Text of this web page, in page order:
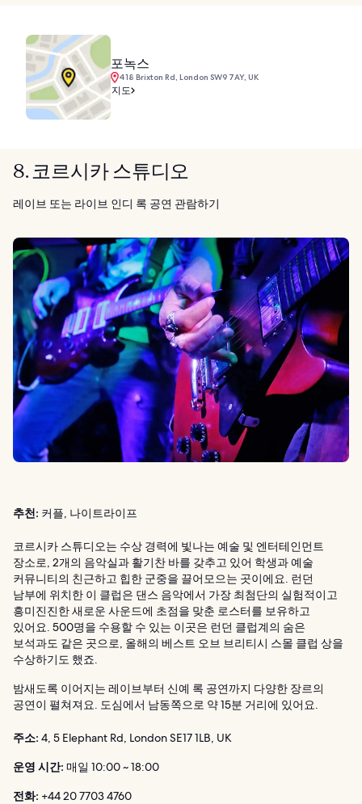
포녹스
418 Brixton Rd, London SW9 7AY, UK
지도
8. 코르시카 스튜디오
레이브 또는 라이브 인디 록 공연 관람하기
추천: 커플, 나이트라이프
코르시카 스튜디오는 수상 경력에 빛나는 예술 및 엔터테인먼트
장소로, 2개의 음악실과 활기찬 바를 갖추고 있어 학생과 예술
커뮤니티의 친근하고 힙한 군중을 끌어모으는 곳이에요. 런던
남부에 위치한 이 클럽은 댄스 음악에서 가장 최첨단의 실험적이고
흥미진진한 새로운 사운드에 초점을 맞춘 로스터를 보유하고
있어요. 500명을 수용할 수 있는 이곳은 런던 클럽계의 숨은
보석과도 같은 곳으로, 올해의 베스트 오브 브리티시 스몰 클럽 상을
수상하기도 했죠.
밤새도록 이어지는 레이브부터 신예 록 공연까지 다양한 장르의
공연이 펼쳐져요. 도심에서 남동쪽으로 약 15분 거리에 있어요.
주소: 4, 5 Elephant Rd, London SE17 1LB, UK
운영 시간: 매일 10:00 ~ 18:00
전화: +44 20 7703 4760